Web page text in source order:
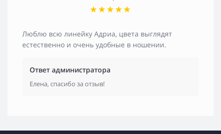
Люблю всю линейку Адриа, цвета выглядят
естественно и очень удобные в ношении.
Ответ администратора
Елена, спасибо за отзыв!